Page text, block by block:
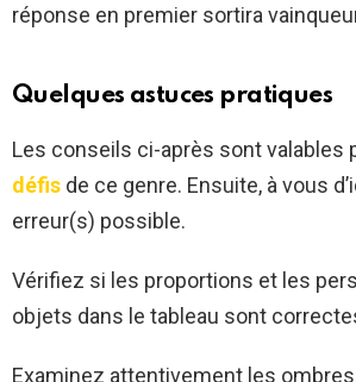
réponse en premier sortira
Quelques astuces pratiques
Les conseils ci-après sont valables
défis de ce genre. Ensuite, à vous
erreur(s) possible.
Vérifiez si les proportions et les
objets dans le tableau sont
Examinez attentivement les